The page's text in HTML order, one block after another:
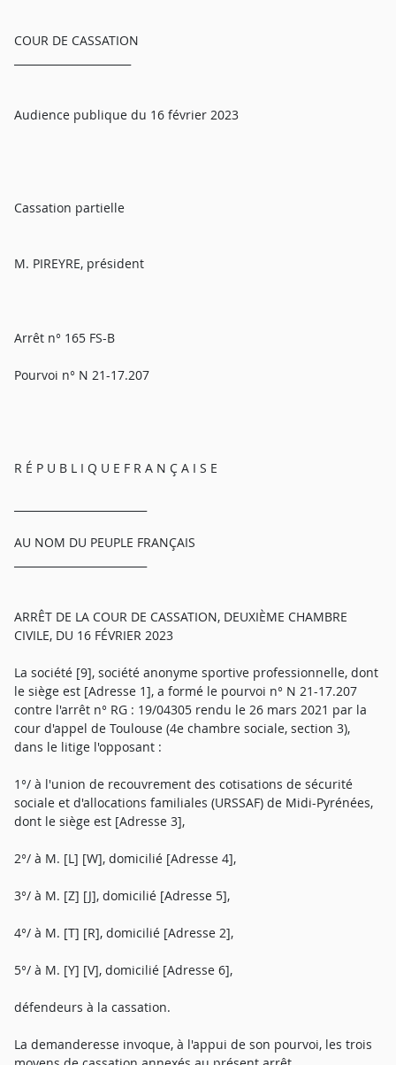
COUR DE CASSATION
Audience publique du 16 février 2023
Cassation partielle
M. PIREYRE, président
Arrêt n° 165 FS-B
Pourvoi n° N 21-17.207
R É P U B L I Q U E F R A N Ç A I S E
AU NOM DU PEUPLE FRANÇAIS
ARRÊT DE LA COUR DE CASSATION, DEUXIÈME CHAMBRE
CIVILE, DU 16 FÉVRIER 2023
La société [9], société anonyme sportive professionnelle, dont
le siège est [Adresse 1], a formé le pourvoi n° N 21-17.207
contre l'arrêt n° RG : 19/04305 rendu le 26 mars 2021 par la
cour d'appel de Toulouse (4e chambre sociale, section 3),
dans le litige l'opposant :
1°/ à l'union de recouvrement des cotisations de sécurité
sociale et d'allocations familiales (URSSAF) de Midi-Pyrénées,
dont le siège est [Adresse 3],
2°/ à M. [L] [W], domicilié [Adresse 4],
3°/ à M. [Z] [J], domicilié [Adresse 5],
4°/ à M. [T] [R], domicilié [Adresse 2],
5°/ à M. [Y] [V], domicilié [Adresse 6],
défendeurs à la cassation.
La demanderesse invoque, à l'appui de son pourvoi, les trois